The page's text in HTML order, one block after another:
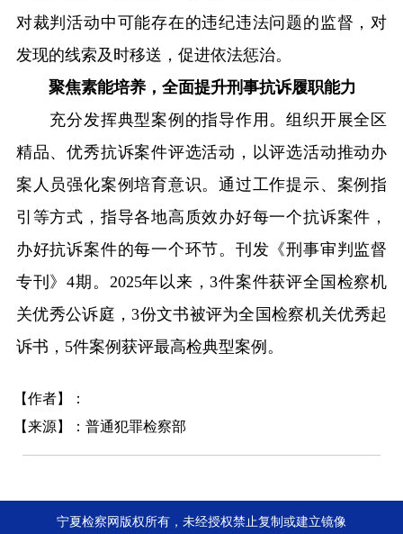
对裁判活动中可能存在的违纪违法问题的监督，对
发现的线索及时移送，促进依法惩治。
聚焦素能培养，全面提升刑事抗诉履职能力
充分发挥典型案例的指导作用。组织开展全区
精品、优秀抗诉案件评选活动，以评选活动推动办
案人员强化案例培育意识。通过工作提示、案例指
引等方式，指导各地高质效办好每一个抗诉案件，
办好抗诉案件的每一个环节。刊发《刑事审判监督
专刊》4期。2025年以来，3件案件获评全国检察机
关优秀公诉庭，3份文书被评为全国检察机关优秀起
诉书，5件案例获评最高检典型案例。
【作者】：
【来源】：普通犯罪检察部
宁夏检察网版权所有，未经授权禁止复制或建立镜像